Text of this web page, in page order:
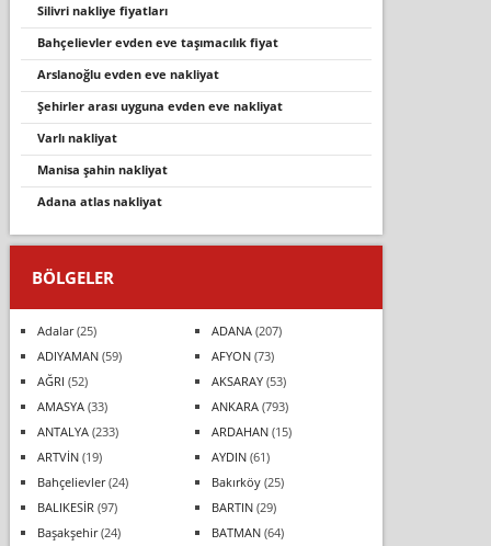
silivri nakliye fiyatları
bahçelievler evden eve taşımacılık fiyat
arslanoğlu evden eve nakliyat
şehirler arası uyguna evden eve nakliyat
varli nakli̇yat
manisa şahin nakliyat
adana atlas nakliyat
BÖLGELER
Adalar(25) ADANA(207)
ADIYAMAN(59) AFYON(73)
AĞRI (52) AKSARAY(53)
AMASYA(33) ANKARA(793)
ANTALYA(233) ARDAHAN(15)
ARTVİN(19) AYDIN(61)
Bahçelievler(24) Bakırköy(25)
BALIKESİR (97) BARTIN(29)
Başakşehir(24) BATMAN(64)